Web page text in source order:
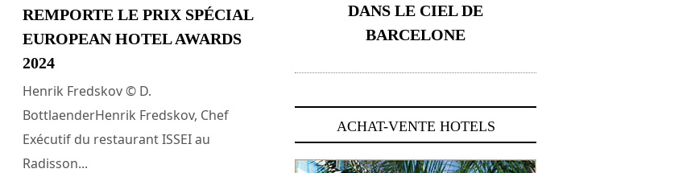
REMPORTE LE PRIX SPÉCIAL
EUROPEAN HOTEL AWARDS
2024
Henrik Fredskov © D.
BottlaenderHenrik Fredskov, Chef
Exécutif du restaurant ISSEI au
Radisson...
DANS LE CIEL DE
BARCELONE
ACHAT-VENTE HOTELS